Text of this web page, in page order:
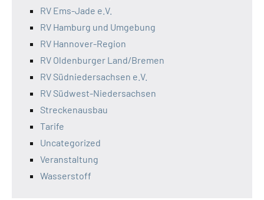
RV Ems-Jade e.V.
RV Hamburg und Umgebung
RV Hannover-Region
RV Oldenburger Land/Bremen
RV Südniedersachsen e.V.
RV Südwest-Niedersachsen
Streckenausbau
Tarife
Uncategorized
Veranstaltung
Wasserstoff